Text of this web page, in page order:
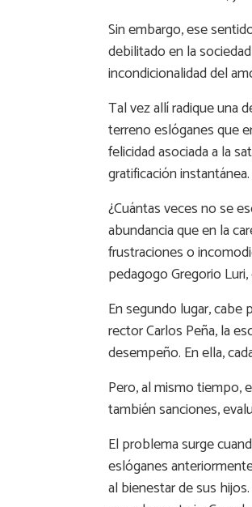
Sin embargo, ese
debilitado en la
incondicionalidad del
Tal vez allí radique una
terreno eslóganes que
felicidad asociada a la
gratificación
¿Cuántas veces no se
abundancia que en la
frustraciones o
pedagogo Gregorio
En segundo lugar,
rector Carlos Peña, la
desempeño. En ella,
Pero, al mismo tiempo,
también sanciones,
El problema surge
eslóganes
al bienestar de sus